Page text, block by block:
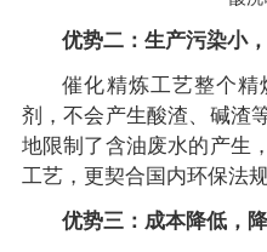
优势二：生产污染小
催化精炼工艺整个
剂，不会产生酸渣、碱渣
地限制了含油废水的产生
工艺，更契合国内环保法
优势三：成本降低，